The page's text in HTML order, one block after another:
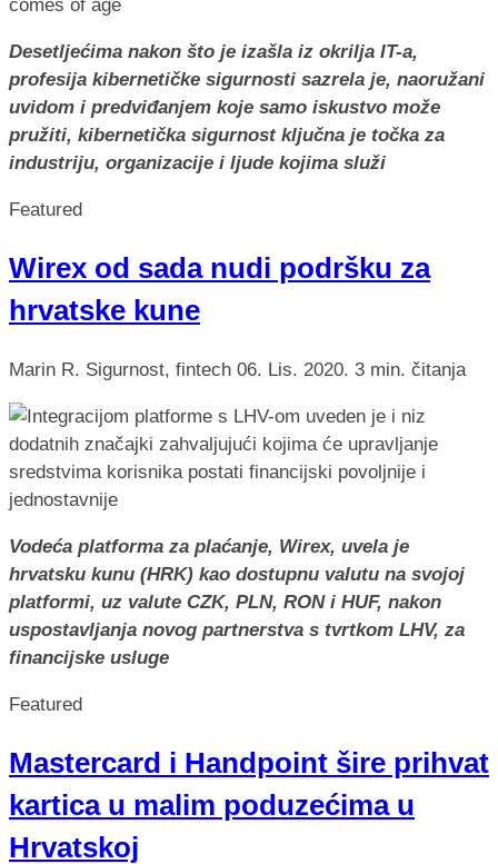
Desetljećima nakon što je izašla iz okrilja IT-a,
profesija kibernetičke sigurnosti sazrela je, naoružani
uvidom i predviđanjem koje samo iskustvo može
pružiti, kibernetička sigurnost ključna je točka za
industriju, organizacije i ljude kojima služi
Featured
Wirex od sada nudi podršku za
hrvatske kune
Marin R. Sigurnost, fintech 06. Lis. 2020. 3 min. čitanja
Vodeća platforma za plaćanje, Wirex, uvela je
hrvatsku kunu (HRK) kao dostupnu valutu na svojoj
platformi, uz valute CZK, PLN, RON i HUF, nakon
uspostavljanja novog partnerstva s tvrtkom LHV, za
financijske usluge
Featured
Mastercard i Handpoint šire prihvat
kartica u malim poduzećima u
Hrvatskoj